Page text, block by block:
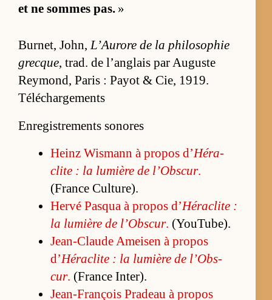
et ne sommes pas. »
Bur­net, John,L’Au­rore de la phi­lo­so­phie
grecque, trad. de l’an­glais par Au­guste
Rey­mond, Pa­ris : Payot & Cie, 1919.
Téléchargements
Enregistrements sonores
Heinz Wis­mann à pro­pos d’Hé­ra­
clite : la lu­mière de l’Obs­cur.
(France Cultu­re).
Hervé Pasqua à pro­pos d’Hé­ra­clite :
la lu­mière de l’Obs­cur. (You­Tu­be).
Jean-Claude Amei­sen à pro­pos
d’Hé­ra­clite : la lu­mière de l’Obs­
cur. (France In­ter).
Jean-François Pra­deau à pro­pos